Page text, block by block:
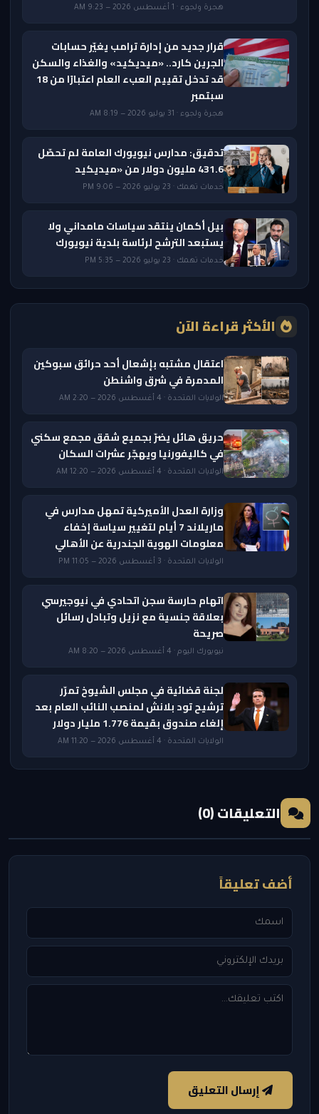
هجرة ولجوء · 1 أغسطس 2026 — 9:23 AM
قرار جديد من إدارة ترامب يغيّر حسابات
الجرين كارد.. «ميديكيد» والغذاء والسكن
قد تدخل تقييم العبء العام اعتبارًا من 18
سبتمبر
هجرة ولجوء · 31 يوليو 2026 — 8:19 AM
تدقيق: مدارس نيويورك العامة لم تحصّل
431.6 مليون دولار من «ميديكيد
خدمات تهمك · 23 يوليو 2026 — 9:06 PM
بيل أكمان ينتقد سياسات مامداني ولا
يستبعد الترشح لرئاسة بلدية نيويورك
خدمات تهمك · 23 يوليو 2026 — 5:35 PM
الأكثر قراءة الآن
اعتقال مشتبه بإشعال أحد حرائق سبوكين
المدمرة في شرق واشنطن
الولايات المتحدة · 4 أغسطس 2026 — 2:20 AM
حريق هائل يضرّ بجميع شقق مجمع سكني
في كاليفورنيا ويهجّر عشرات السكان
الولايات المتحدة · 4 أغسطس 2026 — 12:20 AM
وزارة العدل الأميركية تمهل مدارس في
ماريلاند 7 أيام لتغيير سياسة إخفاء
معلومات الهوية الجندرية عن الأهالي
الولايات المتحدة · 3 أغسطس 2026 — 11:05 PM
اتهام حارسة سجن اتحادي في نيوجيرسي
بعلاقة جنسية مع نزيل وتبادل رسائل
صريحة
نيويورك اليوم · 4 أغسطس 2026 — 8:20 AM
لجنة قضائية في مجلس الشيوخ تمرّر
ترشيح تود بلانش لمنصب النائب العام بعد
إلغاء صندوق بقيمة 1.776 مليار دولار
الولايات المتحدة · 4 أغسطس 2026 — 11:20 AM
التعليقات (0)
أضف تعليقاً
إرسال التعليق